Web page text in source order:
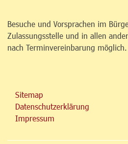
Besuche und Vorsprachen im
Zulassungsstelle und in allen
nach Terminvereinbarung möglich.
Sitemap
Datenschutzerklärung
Impressum